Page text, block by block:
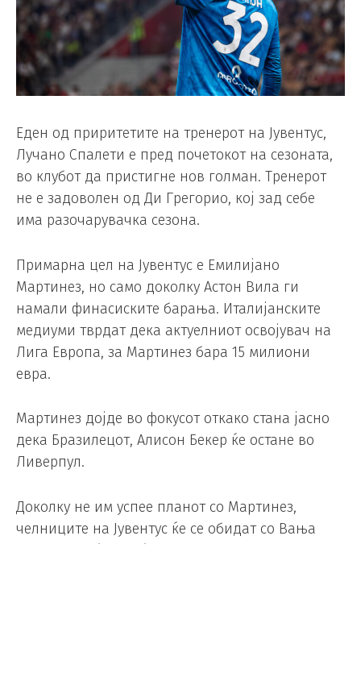
Еден од приритетите на тренерот на Јувентус,
Лучано Спалети е пред почетокот на сезоната,
во клубот да пристигне нов голман. Тренерот
не е задоволен од Ди Грегорио, кој зад себе
има разочарувачка сезона.
Примарна цел на Јувентус е Емилијано
Мартинез, но само доколку Астон Вила ги
намали финасиските барања. Италијанските
медиуми тврдат дека актуелниот освојувач на
Лига Европа, за Мартинез бара 15 милиони
евра.
Мартинез дојде во фокусот откако стана јасно
дека Бразилецот, Алисон Бекер ќе остане во
Ливерпул.
Доколку не им успее планот со Мартинез,
челниците на Јувентус ќе се обидат со Вања